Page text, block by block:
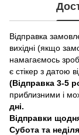
Відправка
вихідні (якщо
намагаємось
є стікер з датою
(Відправка 3-5
приблизними і
дні.
Відправки
Субота та